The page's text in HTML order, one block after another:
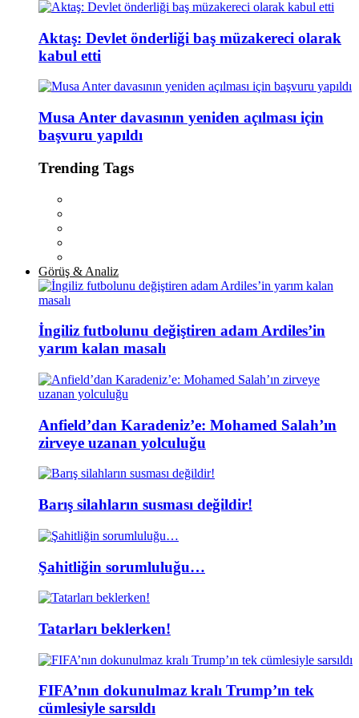
Aktaş: Devlet önderliği baş müzakereci olarak
kabul etti
Musa Anter davasının yeniden açılması için
başvuru yapıldı
Trending Tags
Görüş & Analiz
İngiliz futbolunu değiştiren adam Ardiles’in
yarım kalan masalı
Anfield’dan Karadeniz’e: Mohamed Salah’ın
zirveye uzanan yolculuğu
Barış silahların susması değildir!
Şahitliğin sorumluluğu…
Tatarları beklerken!
FIFA’nın dokunulmaz kralı Trump’ın tek
cümlesiyle sarsıldı